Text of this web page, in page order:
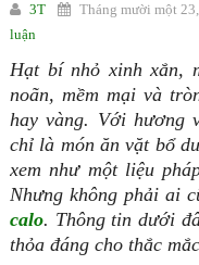
3T Tháng mười một
luận
Hạt bí nhỏ xinh xắn,
noãn, mềm mại và
hay vàng. Với hương
chỉ là món ăn vặt bổ
xem như một liệu
Nhưng không phải ai
calo. Thông tin dưới
thỏa đáng cho thắc